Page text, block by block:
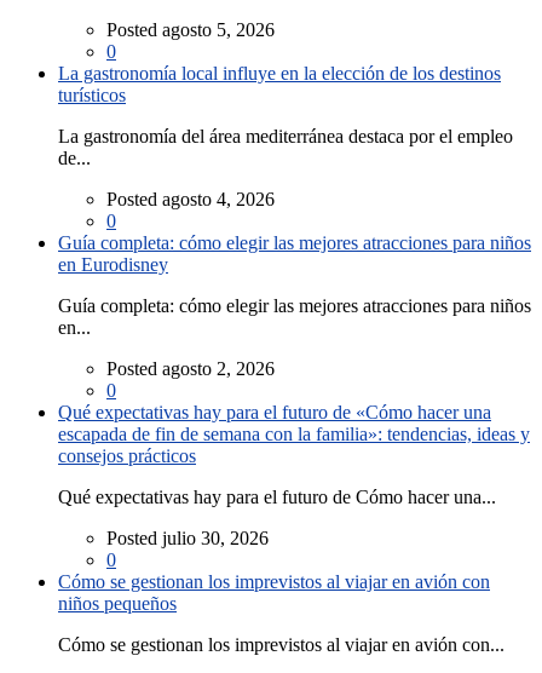
Posted agosto 5, 2026
0
La gastronomía local influye en la elección de los destinos
turísticos
La gastronomía del área mediterránea destaca por el empleo
de...
Posted agosto 4, 2026
0
Guía completa: cómo elegir las mejores atracciones para niños
en Eurodisney
Guía completa: cómo elegir las mejores atracciones para niños
en...
Posted agosto 2, 2026
0
Qué expectativas hay para el futuro de «Cómo hacer una
escapada de fin de semana con la familia»: tendencias, ideas y
consejos prácticos
Qué expectativas hay para el futuro de Cómo hacer una...
Posted julio 30, 2026
0
Cómo se gestionan los imprevistos al viajar en avión con
niños pequeños
Cómo se gestionan los imprevistos al viajar en avión con...